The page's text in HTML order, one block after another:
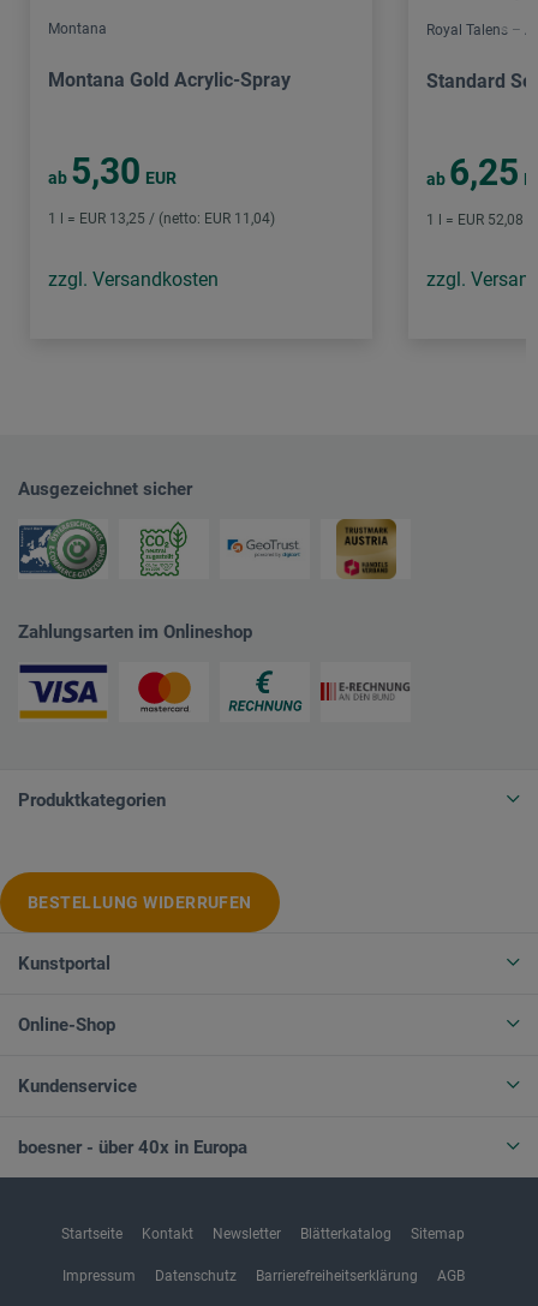
Montana
Montana Gold Acrylic-Spray
ab 5,30 EUR
1 l = EUR 13,25 / (netto: EUR 11,04)
zzgl. Versandkosten
Royal Talens –
Standard
ab 6,25
1 l = EUR 52,08
zzgl.
Ausgezeichnet sicher
Zahlungsarten im Onlineshop
Produktkategorien
BESTELLUNG WIDERRUFEN
Kunstportal
Online-Shop
Kundenservice
boesner - über 40x in Europa
Startseite Kontakt Newsletter Blätterkatalog Sitemap
Impressum Datenschutz Barrierefreiheitserklärung AGB